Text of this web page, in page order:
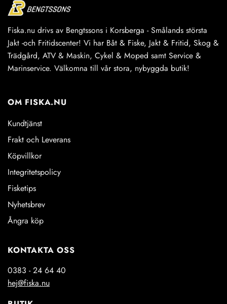
Fiska.nu drivs av Bengtssons i Korsberga - Smålands största
Jakt -och Fritidscenter! Vi har Båt & Fiske, Jakt & Fritid, Skog &
Trädgård, ATV & Maskin, Cykel & Moped samt Service &
Marinservice. Välkomna till vår stora, nybyggda butik!
OM FISKA.NU
Kundtjänst
Frakt och Leverans
Köpvillkor
Integritetspolicy
Fisketips
Nyhetsbrev
Ångra köp
KONTAKTA OSS
0383 - 24 64 40
hej@fiska.nu